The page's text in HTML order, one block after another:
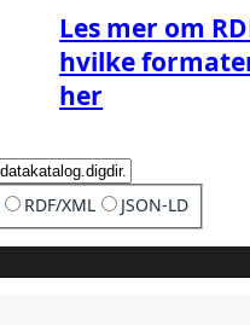
Les mer om
hvilke
her
RDF/XML JSON-LD